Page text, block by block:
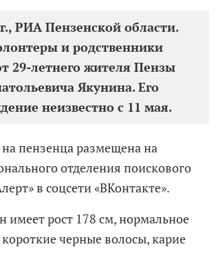
РИА Пензенской области.
и родственники
29-летнего жителя Пензы
Якунина. Его
неизвестно с 11 мая.
пензенца размещена на
отделения поискового
в соцсети «ВКонтакте».
имеет рост 178 см, нормальное
черные волосы, карие